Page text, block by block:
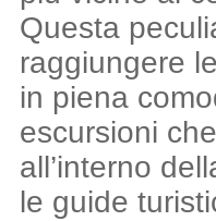
Questa
raggiungere
in piena
escursioni
all’interno
le guide